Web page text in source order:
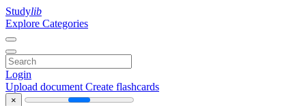
Studylib
Explore Categories
Login
Upload document Create flashcards
×